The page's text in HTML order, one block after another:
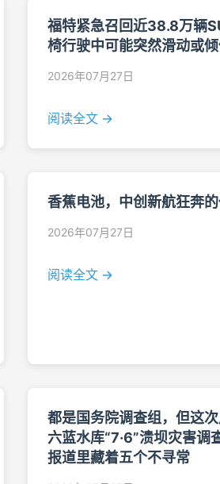
福特紧急召回近38.8万辆
椅行驶中可能突然滑动或倾
2026年07月27日
阅读全文 →
香蕉电池，中创新航狂奔
2026年07月27日
阅读全文 →
都是国务院调查组，但这
六蓝水库“7·6”溃坝灾害调
报道里藏着五个不寻常